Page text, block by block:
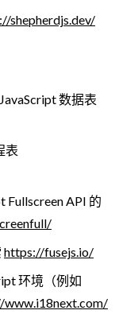
shepherdjs.dev/
数据表
表
Fullscreen API 的
https://fusejs.io/
环境（例如